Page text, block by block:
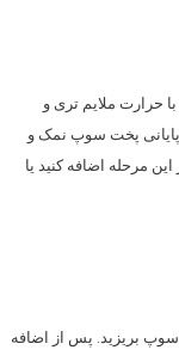
حرارت ملایم تری و
خوشمزه تر خواهد شد. در ۱۵ دقیقه پایانی پخت سوپ نمک و
مرحله اضافه کنید یا
سوپ بریزید. پس از اضافه